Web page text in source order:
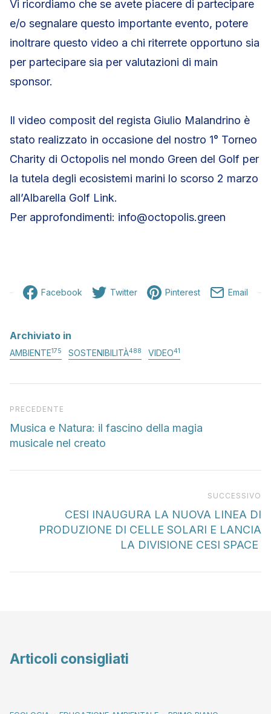
Vi ricordiamo che se avete piacere di partecipare
e/o segnalare questo importante evento, potere
inoltrare questo video a chi riterrete opportuno sia
per partecipare sia per valutazioni di main
sponsor.
Il video composit del regista Giulio Malandrino è
stato realizzato in occasione del nostro 1° Torneo
Charity di Octopolis nel mondo Green del Golf per
la tutela degli ecosistemi marini lo scorso 2 marzo
all’Albarella Golf Link.
Per approfondimenti: info@octopolis.green
Facebook Twitter Pinterest Email
Archiviato in
AMBIENTE175 SOSTENIBILITÀ488 VIDEO41
Articolo precedente
PRECEDENTE
Musica e Natura: il fascino della magia
musicale nel creato
SUCCESSIVO
CESI INAUGURA LA NUOVA LINEA DI
PRODUZIONE DI CELLE SOLARI E LANCIA
LA DIVISIONE CESI SPACE
Articoli consigliati